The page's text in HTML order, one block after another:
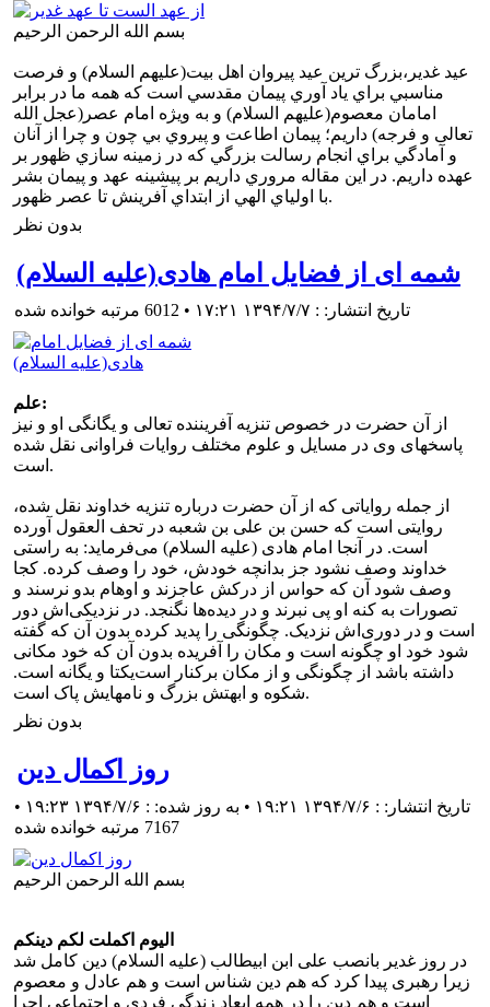
بسم الله الرحمن الرحیم
عيد غدير،بزرگ ترين عيد پيروان اهل بيت(علیهم السلام) و فرصت
مناسبي براي ياد آوري پيمان مقدسي است که همه ما در برابر
امامان معصوم(علیهم السلام) و به ويژه امام عصر(عجل الله
تعالی و فرجه) داريم؛ پيمان اطاعت و پيروي بي چون و چرا از آنان
و آمادگي براي انجام رسالت بزرگي که در زمينه سازي ظهور بر
عهده داريم. در اين مقاله مروري داريم بر پيشينه عهد و پيمان بشر
با اولياي الهي از ابتداي آفرينش تا عصر ظهور.
بدون نظر
شمه ای از فضایل امام هادی(علیه السلام)
تاریخ انتشار: : ۱۳۹۴/۷/۷ ۱۷:۲۱ • 6012 مرتبه خوانده شده
علم:
از آن حضرت در خصوص تنزیه آفریننده تعالی و یگانگی او و نیز
پاسخهای وی در مسایل و علوم مختلف روایات فراوانی نقل شده
است.
از جمله روایاتی که از آن حضرت درباره تنزیه خداوند نقل شده،
روایتی است که حسن بن علی بن شعبه در تحف العقول آورده
است. در آنجا امام هادی (علیه السلام) می‌فرماید: به راستی
خداوند وصف نشود جز بدانچه خودش، خود را وصف کرده. کجا
وصف شود آن که حواس از درکش عاجزند و اوهام بدو نرسند و
تصورات به کنه او پی نبرند و در دیده‌ها نگنجد. در نزدیکی‌اش دور
است و در دوری‌اش نزدیک. چگونگی را پدید کرده بدون آن که گفته
شود خود او چگونه است و مکان را آفریده بدون آن که خود مکانی
داشته باشد از چگونگی و از مکان برکنار است‌یکتا و یگانه است.
شکوه و ابهتش بزرگ و نامهایش پاک است.
بدون نظر
روز اکمال دین
تاریخ انتشار: : ۱۳۹۴/۷/۶ ۱۹:۲۱ • به روز شده: : ۱۳۹۴/۷/۶ ۱۹:۲۳
•
7167 مرتبه خوانده شده
بسم الله الرحمن الرحیم
اليوم اكملت لكم دينكم
در روز غدير بانصب على ابن ابيطالب (علیه السلام) دين كامل شد
زيرا رهبرى پيدا كرد كه هم دين شناس است و هم عادل و معصوم
است و هم دين را در همه ابعاد زندگى فردى و اجتماعى اجرا